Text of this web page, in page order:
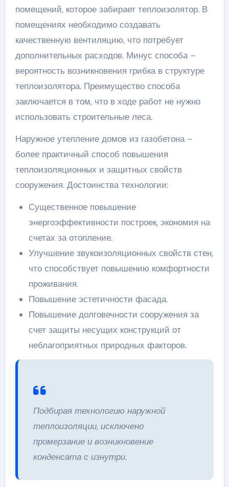
помещений, которое забирает теплоизолятор. В
помещениях необходимо создавать
качественную вентиляцию, что потребует
дополнительных расходов. Минус способа –
вероятность возникновения грибка в структуре
теплоизолятора. Преимущество способа
заключается в том, что в ходе работ не нужно
использовать строительные леса.
Наружное утепление домов из газобетона –
более практичный способ повышения
теплоизоляционных и защитных свойств
сооружения. Достоинства технологии:
Существенное повышение
энергоэффективности построек, экономия на
счетах за отопление.
Улучшение звукоизоляционных свойств стен,
что способствует повышению комфортности
проживания.
Повышение эстетичности фасада.
Повышение долговечности сооружения за
счет защиты несущих конструкций от
неблагоприятных природных факторов.
Подбирая технологию наружной
теплоизоляции, исключено
промерзание и возникновение
конденсата с изнутри.